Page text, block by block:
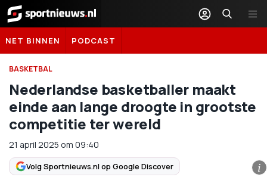
Sportnieuws.nl
NET BINNEN PODCAST
BASKETBAL
Nederlandse basketballer maakt
einde aan lange droogte in grootste
competitie ter wereld
21 april 2025 om 09:40
Volg Sportnieuws.nl op Google Discover i